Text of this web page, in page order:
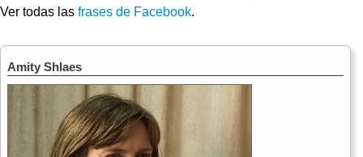
Ver todas las frases de Facebook.
Amity Shlaes